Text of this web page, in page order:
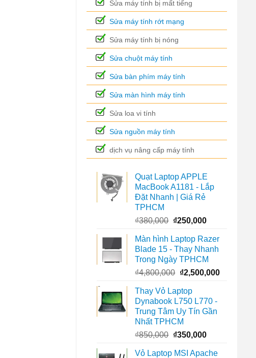
Sửa máy tính bị mất tiếng
Sửa máy tính rớt mạng
Sửa máy tính bị nóng
Sửa chuột máy tính
Sửa bàn phím máy tính
Sửa màn hình máy tính
Sửa loa vi tính
Sửa nguồn máy tính
dịch vụ nâng cấp máy tính
Quạt Laptop APPLE
MacBook A1181 - Lắp
Đặt Nhanh | Giá Rẻ
TPHCM
₫380,000 Giá
là:
₫380,000.
₫250,000Giá
tại
là:
₫250,000.
Màn hình Laptop Razer
Blade 15 - Thay Nhanh
Trong Ngày TPHCM
₫4,800,000 Giá
là:
₫4,800,000.
₫2,500,000Giá
Thay Vỏ Laptop
Dynabook L750 L770 -
Trung Tâm Uy Tín Gần
Nhất TPHCM
₫850,000 Giá
là:
₫350,000Giá
tại
Vỏ Laptop MSI Apache